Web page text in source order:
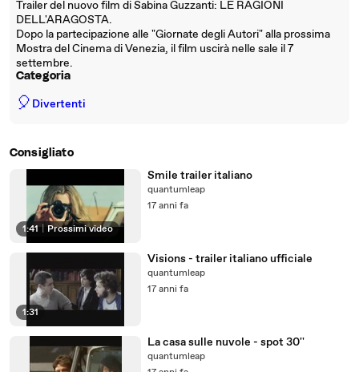
Trailer del nuovo film di Sabina Guzzanti: LE RAGIONI
DELL'ARAGOSTA.
Dopo la partecipazione alle "Giornate degli Autori" alla prossima
Mostra del Cinema di Venezia, il film uscirà nelle sale il 7
settembre.
Categoria
🎈 Divertenti
Consigliato
1:41 | Prossimi video
Smile trailer italiano
quantumleap
17 anni fa
1:31
Visions - trailer italiano ufficiale
quantumleap
17 anni fa
La casa sulle nuvole - spot 30''
quantumleap